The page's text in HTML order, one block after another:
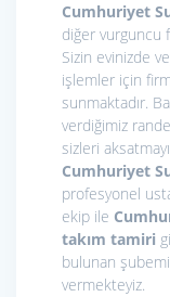
Cumhuriyet
diğer vurguncu
Sizin evinizde
işlemler için
sunmaktadır.
verdiğimiz
sizleri
Cumhuriyet
profesyonel
ekip ile
takım tamiri
bulunan
vermekteyiz.